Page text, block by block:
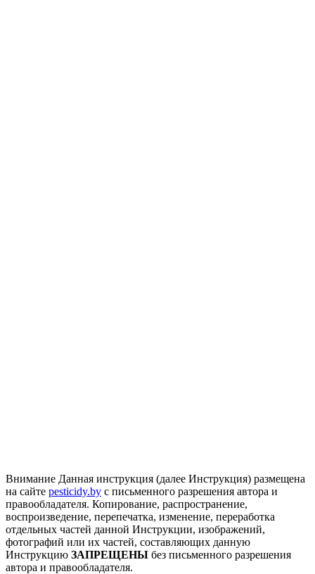
Внимание Данная инструкция (далее Инструкция) размещена
на сайте pesticidy.by с письменного разрешения автора и
правообладателя. Копирование, распространение,
воспроизведение, перепечатка, изменение, переработка
отдельных частей данной Инструкции, изображений,
фотографий или их частей, составляющих данную
Инструкцию ЗАПРЕЩЕНЫ без письменного разрешения
автора и правообладателя.